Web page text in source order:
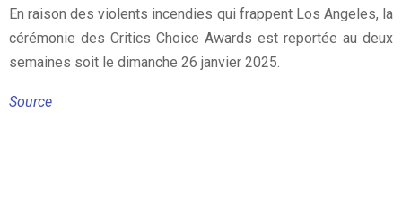
En raison des violents incendies qui frappent Los Angeles, la
cérémonie des Critics Choice Awards est reportée au deux
semaines soit le dimanche 26 janvier 2025.
Source